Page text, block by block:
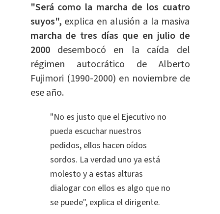
"Será como la marcha de los cuatro
suyos", explica en alusión a la masiva
marcha de tres días que en julio de
2000 desembocó en la caída del
régimen autocrático de Alberto
Fujimori (1990-2000) en noviembre de
ese año.
"No es justo que el Ejecutivo no
pueda escuchar nuestros
pedidos, ellos hacen oídos
sordos. La verdad uno ya está
molesto y a estas alturas
dialogar con ellos es algo que no
se puede", explica el dirigente.